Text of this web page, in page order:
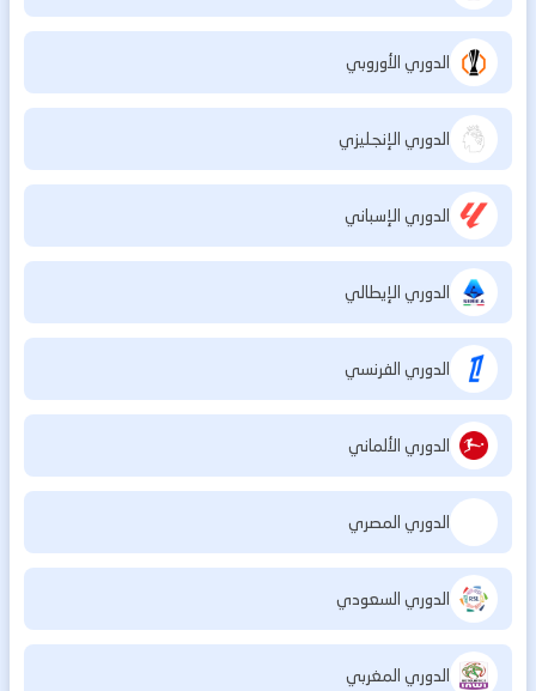
الدوري الأوروبي
الدوري الإنجليزي
الدوري الإسباني
الدوري الإيطالي
الدوري الفرنسي
الدوري الألماني
الدوري المصري
الدوري السعودي
الدوري المغربي